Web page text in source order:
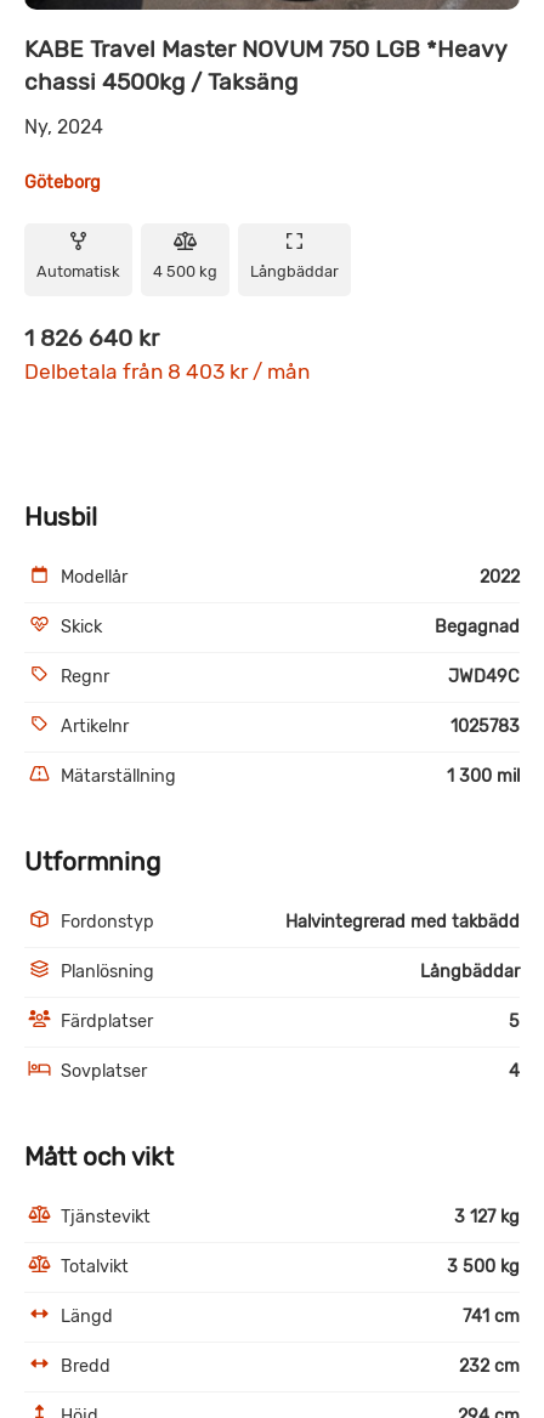
KABE Travel Master NOVUM 750 LGB *Heavy
chassi 4500kg / Taksäng
Ny, 2024
Göteborg
Automatisk 4 500 kg Långbäddar
1 826 640 kr
Delbetala från 8 403 kr / mån
Husbil
Modellår 2022
Skick Begagnad
Regnr JWD49C
Artikelnr 1025783
Mätarställning 1 300 mil
Utformning
Fordonstyp Halvintegrerad med takbädd
Planlösning Långbäddar
Färdplatser 5
Sovplatser 4
Mått och vikt
Tjänstevikt 3 127 kg
Totalvikt 3 500 kg
Längd 741 cm
Bredd 232 cm